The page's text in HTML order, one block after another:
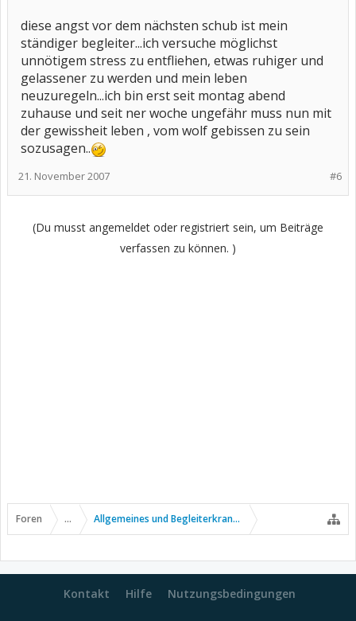
diese angst vor dem nächsten schub ist mein
ständiger begleiter...ich versuche möglichst
unnötigem stress zu entfliehen, etwas ruhiger und
gelassener zu werden und mein leben
neuzuregeln...ich bin erst seit montag abend
zuhause und seit ner woche ungefähr muss nun mit
der gewissheit leben , vom wolf gebissen zu sein
sozusagen..
#6
21. November 2007
(Du musst angemeldet oder registriert sein, um Beiträge
verfassen zu können. )
Foren ... Allgemeines und Begleiterkrankungen
Kontakt Hilfe Nutzungsbedingungen